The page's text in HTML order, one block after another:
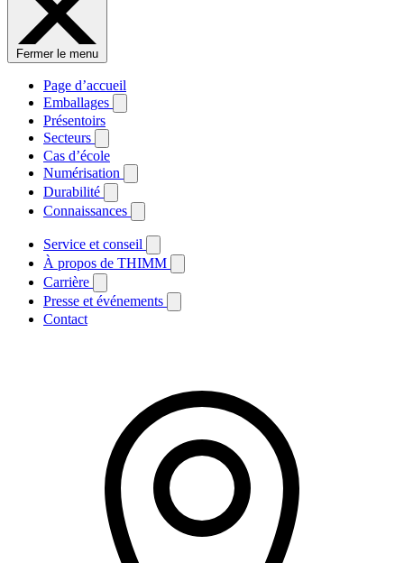
Fermer le menu
Page d’accueil
Emballages
Présentoirs
Secteurs
Cas d’école
Numérisation
Durabilité
Connaissances
Service et conseil
À propos de THIMM
Carrière
Presse et événements
Contact